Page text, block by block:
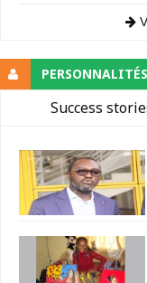
PERSONNALITÉS
Success